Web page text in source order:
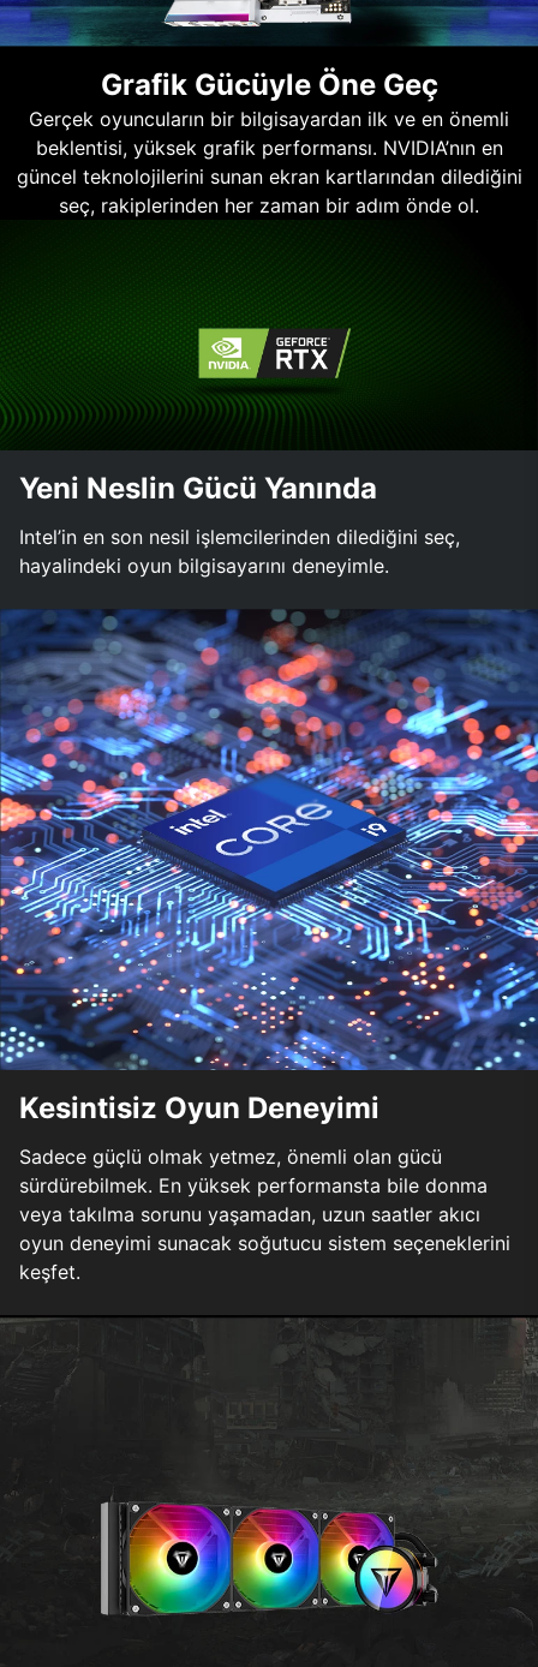
Grafik Gücüyle Öne Geç
Gerçek oyuncuların bir bilgisayardan ilk ve en önemli
beklentisi, yüksek grafik performansı. NVIDIA’nın en
güncel teknolojilerini sunan ekran kartlarından dilediğini
seç, rakiplerinden her zaman bir adım önde ol.
Yeni Neslin Gücü Yanında
Intel’in en son nesil işlemcilerinden dilediğini seç,
hayalindeki oyun bilgisayarını deneyimle.
Kesintisiz Oyun Deneyimi
Sadece güçlü olmak yetmez, önemli olan gücü
sürdürebilmek. En yüksek performansta bile donma
veya takılma sorunu yaşamadan, uzun saatler akıcı
oyun deneyimi sunacak soğutucu sistem seçeneklerini
keşfet.